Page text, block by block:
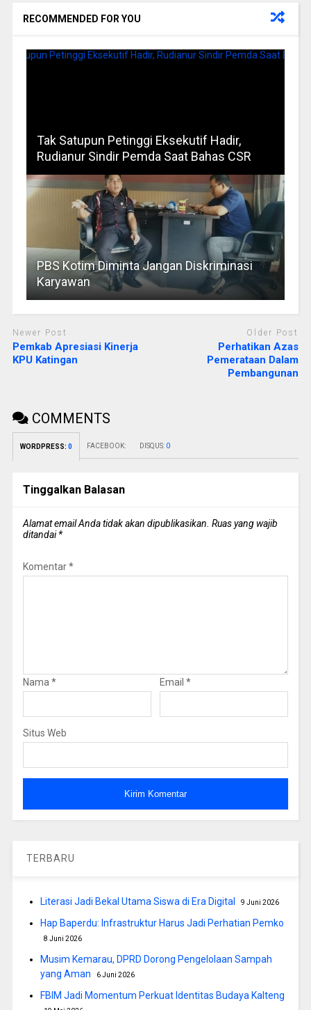
RECOMMENDED FOR YOU
Tak Satupun Petinggi Eksekutif Hadir,
Rudianur Sindir Pemda Saat Bahas CSR
PBS Kotim Diminta Jangan Diskriminasi
Karyawan
Newer Post
Pemkab Apresiasi Kinerja
KPU Katingan
Older Post
Perhatikan Azas
Pemerataan Dalam
Pembangunan
COMMENTS
WORDPRESS: 0 FACEBOOK: DISQUS: 0
Tinggalkan Balasan
Alamat email Anda tidak akan dipublikasikan. Ruas yang wajib
ditandai*
Komentar*
Nama* Email *
Situs Web
TERBARU
Literasi Jadi Bekal Utama Siswa di Era Digital 9 Juni 2026
Hap Baperdu: Infrastruktur Harus Jadi Perhatian Pemko
8 Juni 2026
Musim Kemarau, DPRD Dorong Pengelolaan Sampah
yang Aman
6 Juni 2026
FBIM Jadi Momentum Perkuat Identitas Budaya Kalteng